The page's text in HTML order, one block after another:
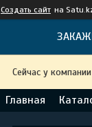
Создать сайт на
Сейчас у
Главная